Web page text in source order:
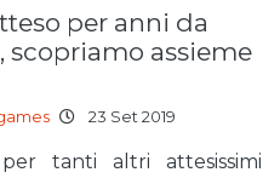
scopriamo assieme
23 Set 2019
tanti altri attesissimi